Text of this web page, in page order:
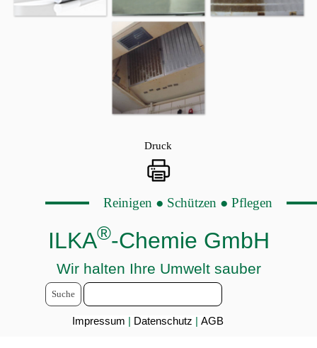
Druck
Reinigen ● Schützen ● Pflegen
ILKA®-Chemie GmbH
Wir halten Ihre Umwelt sauber
Suche
Impressum Datenschutz AGB